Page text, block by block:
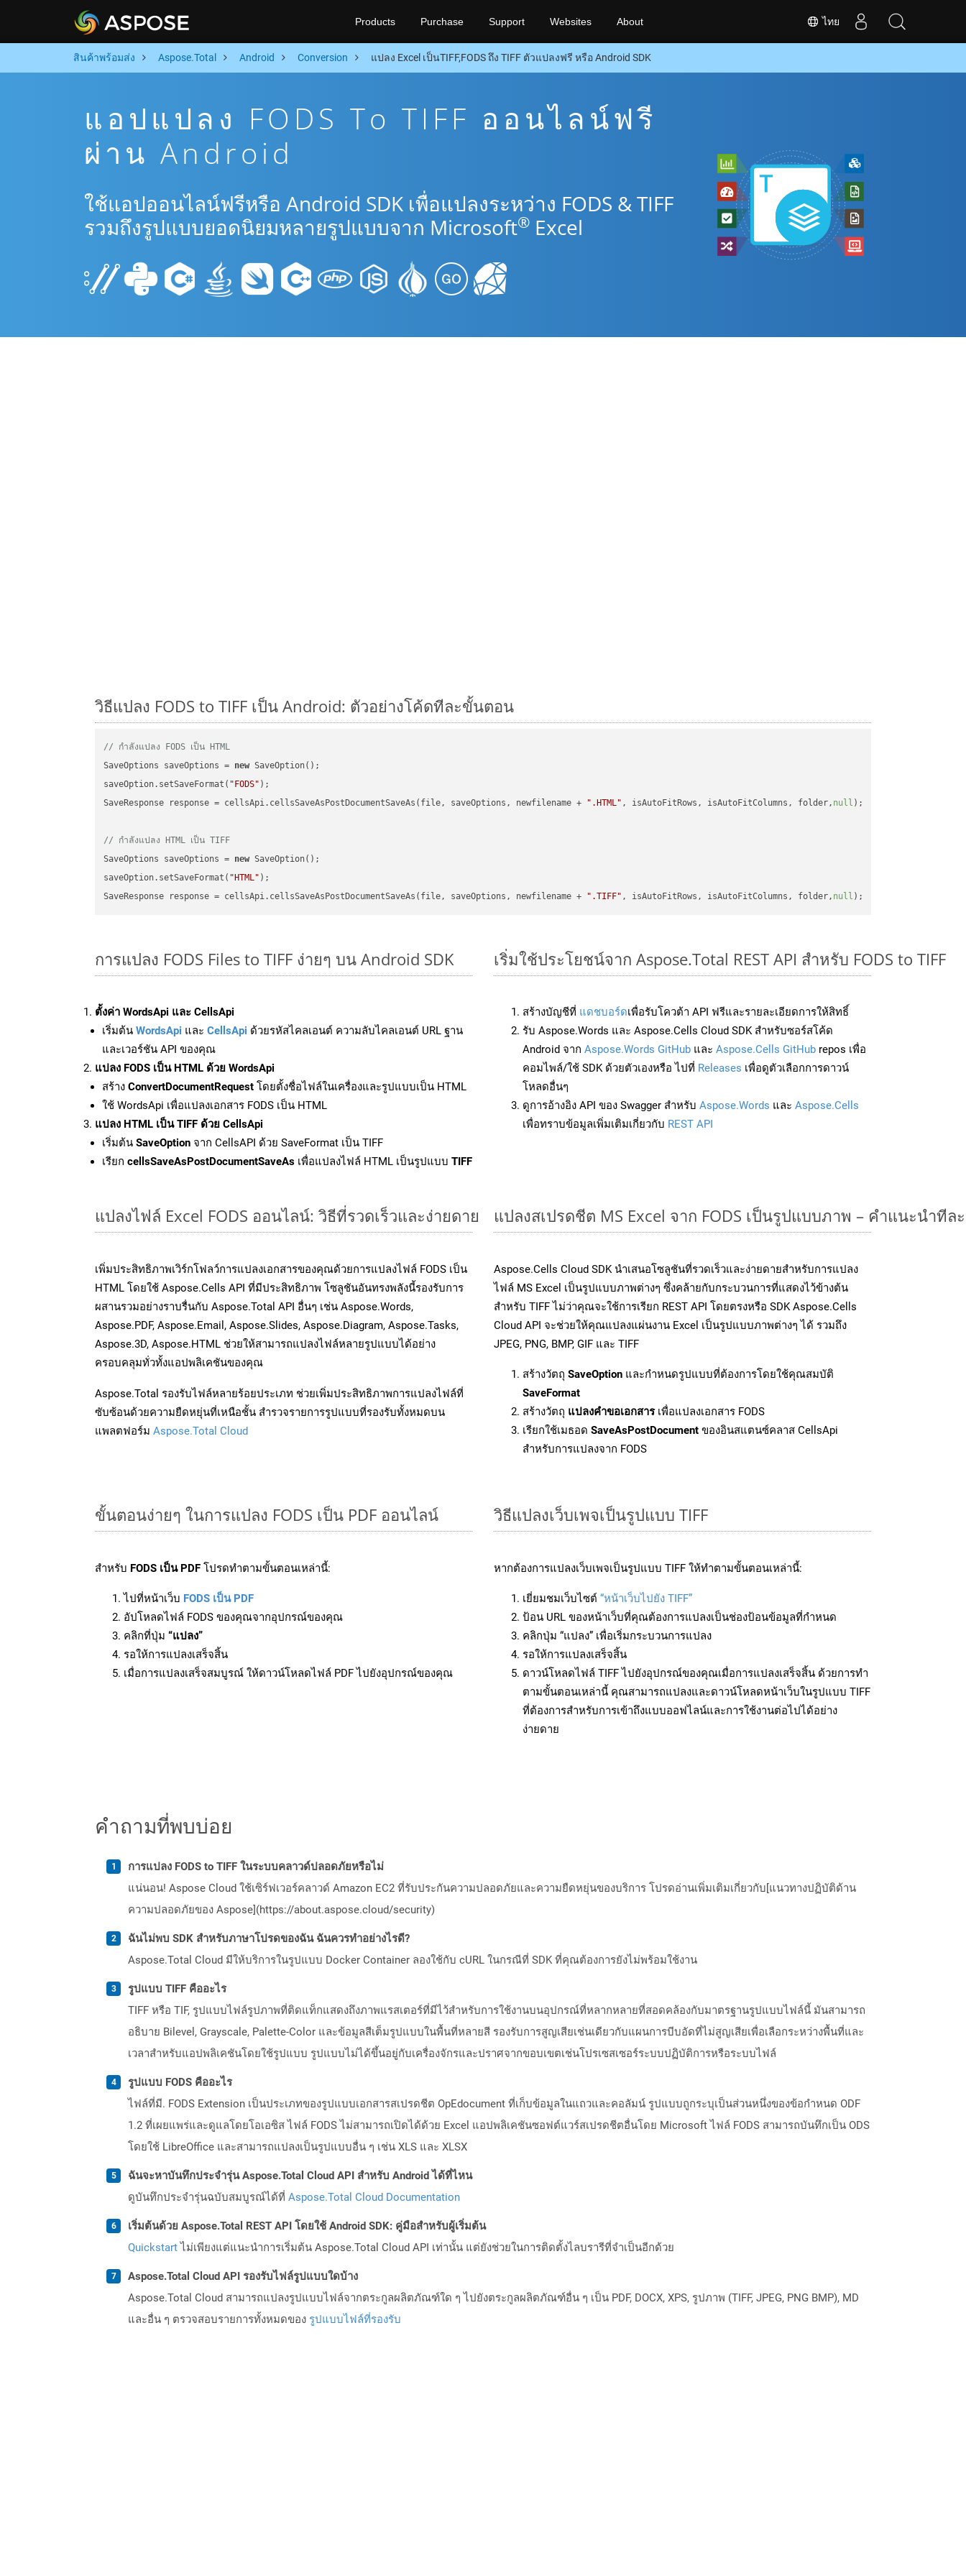
ไทย
Products Purchase Support Websites About
สินค้าพร้อมส่ง Aspose.Total Android Conversion แปลง Excel เป็นTIFF,FODS ถึง TIFF ตัวแปลงฟรี หรือ Android SDK
แอปแปลง FODS To TIFF ออนไลน์ฟรี
ผ่าน Android
ใช้แอปออนไลน์ฟรีหรือ Android SDK เพื่อแปลงระหว่าง FODS & TIFF
รวมถึงรูปแบบยอดนิยมหลายรูปแบบจาก Microsoft® Excel
วิธีแปลง FODS to TIFF เป็น Android: ตัวอย่างโค้ดทีละขั้นตอน
// กำลังแปลง FODS เป็น HTML
SaveOptions saveOptions = new SaveOption();
saveOption.setSaveFormat( "FODS" );
SaveResponse response = cellsApi.cellsSaveAsPostDocumentSaveAs(file, saveOptions, newfilename +
".HTML" , isAutoFitRows, isAutoFitColumns, folder, null );
// กำลังแปลง HTML เป็น TIFF
SaveOptions saveOptions = new SaveOption();
saveOption.setSaveFormat( "HTML" );
SaveResponse response = cellsApi.cellsSaveAsPostDocumentSaveAs(file, saveOptions, newfilename +
".TIFF" , isAutoFitRows, isAutoFitColumns, folder, null
การแปลง FODS Files to TIFF ง่ายๆ บน Android SDK
ตั้งค่า WordsApi และ CellsApi
เริ่มต้น WordsApi และ CellsApi ด้วยรหัสไคลเอนต์ ความลับไคลเอนต์ URL ฐาน
และเวอร์ชัน API ของคุณ
แปลง FODS เป็น HTML ด้วย WordsApi
สร้าง ConvertDocumentRequest โดยตั้งชื่อไฟล์ในเครื่องและรูปแบบเป็น HTML
ใช้ WordsApi เพื่อแปลงเอกสาร FODS เป็น HTML
แปลง HTML เป็น TIFF ด้วย CellsApi
เริ่มต้น SaveOption จาก CellsAPI ด้วย SaveFormat เป็น TIFF
เรียก cellsSaveAsPostDocumentSaveAs เพื่อแปลงไฟล์ HTML เป็นรูปแบบ TIFF
เริ่มใช้ประโยชน์จาก Aspose.Total REST API สำหรับ FODS to TIFF
สร้างบัญชีที่ แดชบอร์ดเพื่อรับโควต้า API ฟรีและรายละเอียดการให้สิทธิ์
รับ Aspose.Words และ Aspose.Cells Cloud SDK สำหรับซอร์สโค้ด
Android จาก Aspose.Words GitHub และ Aspose.Cells GitHub repos เพื่อ
คอมไพล์/ใช้ SDK ด้วยตัวเองหรือ ไปที่ Releases เพื่อดูตัวเลือกการดาวน์
โหลดอื่นๆ
ดูการอ้างอิง API ของ Swagger สำหรับ Aspose.Words และ Aspose.Cells
เพื่อทราบข้อมูลเพิ่มเติมเกี่ยวกับ REST API
แปลงไฟล์ Excel FODS ออนไลน์: วิธีที่รวดเร็วและง่ายดาย
เพิ่มประสิทธิภาพเวิร์กโฟลว์การแปลงเอกสารของคุณด้วยการแปลงไฟล์ FODS เป็น
HTML โดยใช้ Aspose.Cells API ที่มีประสิทธิภาพ โซลูชันอันทรงพลังนี้รองรับการ
ผสานรวมอย่างราบรื่นกับ Aspose.Total API อื่นๆ เช่น Aspose.Words,
Aspose.PDF, Aspose.Email, Aspose.Slides, Aspose.Diagram, Aspose.Tasks,
Aspose.3D, Aspose.HTML ช่วยให้สามารถแปลงไฟล์หลายรูปแบบได้อย่าง
ครอบคลุมทั่วทั้งแอปพลิเคชันของคุณ
Aspose.Total รองรับไฟล์หลายร้อยประเภท ช่วยเพิ่มประสิทธิภาพการแปลงไฟล์ที่
ซับซ้อนด้วยความยืดหยุ่นที่เหนือชั้น สำรวจรายการรูปแบบที่รองรับทั้งหมดบน
แพลตฟอร์ม Aspose.Total Cloud
แปลงสเปรดชีต MS Excel จาก FODS เป็นรูปแบบภาพ – คำแนะนำที
Aspose.Cells Cloud SDK นำเสนอโซลูชันที่รวดเร็วและง่ายดายสำหรับการแปลง
ไฟล์ MS Excel เป็นรูปแบบภาพต่างๆ ซึ่งคล้ายกับกระบวนการที่แสดงไว้ข้างต้น
สำหรับ TIFF ไม่ว่าคุณจะใช้การเรียก REST API โดยตรงหรือ SDK Aspose.Cells
Cloud API จะช่วยให้คุณแปลงแผ่นงาน Excel เป็นรูปแบบภาพต่างๆ ได้ รวมถึง
JPEG, PNG, BMP, GIF และ TIFF
สร้างวัตถุ SaveOption และกำหนดรูปแบบที่ต้องการโดยใช้คุณสมบัติ
SaveFormat
สร้างวัตถุ แปลงคำขอเอกสารเพื่อแปลงเอกสาร FODS
เรียกใช้เมธอด SaveAsPostDocument ของอินสแตนซ์คลาส CellsApi
สำหรับการแปลงจาก FODS
ขั้นตอนง่ายๆ ในการแปลง FODS เป็น PDF ออนไลน์
สำหรับ FODS เป็น PDF โปรดทำตามขั้นตอนเหล่านี้:
ไปที่หน้าเว็บ FODS เป็น PDF
อัปโหลดไฟล์ FODS ของคุณจากอุปกรณ์ของคุณ
คลิกที่ปุ่ม “แปลง”
รอให้การแปลงเสร็จสิ้น
เมื่อการแปลงเสร็จสมบูรณ์ ให้ดาวน์โหลดไฟล์ PDF ไปยังอุปกรณ์ของคุณ
วิธีแปลงเว็บเพจเป็นรูปแบบ TIFF
หากต้องการแปลงเว็บเพจเป็นรูปแบบ TIFF ให้ทำตามขั้นตอนเหล่านี้:
เยี่ยมชมเว็บไซต์ “หน้าเว็บไปยัง TIFF”
ป้อน URL ของหน้าเว็บที่คุณต้องการแปลงเป็นช่องป้อนข้อมูลที่กำหนด
คลิกปุ่ม “แปลง” เพื่อเริ่มกระบวนการแปลง
รอให้การแปลงเสร็จสิ้น
ดาวน์โหลดไฟล์ TIFF ไปยังอุปกรณ์ของคุณเมื่อการแปลงเสร็จสิ้น ด้วยการทำ
ตามขั้นตอนเหล่านี้ คุณสามารถแปลงและดาวน์โหลดหน้าเว็บในรูปแบบ TIFF
ที่ต้องการสำหรับการเข้าถึงแบบออฟไลน์และการใช้งานต่อไปได้อย่าง
ง่ายดาย
คำถามที่พบบ่อย
การแปลง FODS to TIFF ในระบบคลาวด์ปลอดภัยหรือไม่
แน่นอน! Aspose Cloud ใช้เซิร์ฟเวอร์คลาวด์ Amazon EC2 ที่รับประกันความปลอดภัยและความยืดหยุ่นของบริการ โปรดอ่านเพิ่มเติมเกี่ยวกับ[แนวทางปฏิบัติด้าน
ความปลอดภัยของ Aspose](https://about.aspose.cloud/security)
ฉันไม่พบ SDK สำหรับภาษาโปรดของฉัน ฉันควรทำอย่างไรดี?
Aspose.Total Cloud มีให้บริการในรูปแบบ Docker Container ลองใช้กับ cURL ในกรณีที่ SDK ที่คุณต้องการยังไม่พร้อมใช้งาน
รูปแบบ TIFF คืออะไร
TIFF หรือ TIF, รูปแบบไฟล์รูปภาพที่ติดแท็กแสดงถึงภาพแรสเตอร์ที่มีไว้สำหรับการใช้งานบนอุปกรณ์ที่หลากหลายที่สอดคล้องกับมาตรฐานรูปแบบไฟล์นี้ มันสามารถ
อธิบาย Bilevel, Grayscale, Palette-Color และข้อมูลสีเต็มรูปแบบในพื้นที่หลายสี รองรับการสูญเสียเช่นเดียวกับแผนการบีบอัดที่ไม่สูญเสียเพื่อเลือกระหว่างพื้นที่และ
เวลาสำหรับแอปพลิเคชันโดยใช้รูปแบบ รูปแบบไม่ได้ขึ้นอยู่กับเครื่องจักรและปราศจากขอบเขตเช่นโปรเซสเซอร์ระบบปฏิบัติการหรือระบบไฟล์
รูปแบบ FODS คืออะไร
ไฟล์ที่มี. FODS Extension เป็นประเภทของรูปแบบเอกสารสเปรดชีต OpEdocument ที่เก็บข้อมูลในแถวและคอลัมน์ รูปแบบถูกระบุเป็นส่วนหนึ่งของข้อกำหนด ODF
1.2 ที่เผยแพร่และดูแลโดยโอเอซิส ไฟล์ FODS ไม่สามารถเปิดได้ด้วย Excel แอปพลิเคชันซอฟต์แวร์สเปรดชีตอื่นโดย Microsoft ไฟล์ FODS สามารถบันทึกเป็น ODS
โดยใช้ LibreOffice และสามารถแปลงเป็นรูปแบบอื่น ๆ เช่น XLS และ XLSX
ฉันจะหาบันทึกประจำรุ่น Aspose.Total Cloud API สำหรับ Android ได้ที่ไหน
ดูบันทึกประจำรุ่นฉบับสมบูรณ์ได้ที่ Aspose.Total Cloud Documentation
เริ่มต้นด้วย Aspose.Total REST API โดยใช้ Android SDK: คู่มือสำหรับผู้เริ่มต้น
Quickstartไม่เพียงแต่แนะนำการเริ่มต้น Aspose.Total Cloud API เท่านั้น แต่ยังช่วยในการติดตั้งไลบรารีที่จำเป็นอีกด้วย
Aspose.Total Cloud API รองรับไฟล์รูปแบบใดบ้าง
Aspose.Total Cloud สามารถแปลงรูปแบบไฟล์จากตระกูลผลิตภัณฑ์ใด ๆ ไปยังตระกูลผลิตภัณฑ์อื่น ๆ เป็น PDF, DOCX, XPS, รูปภาพ (TIFF, JPEG, PNG BMP), MD
และอื่น ๆ ตรวจสอบรายการทั้งหมดของ รูปแบบไฟล์ที่รองรับ